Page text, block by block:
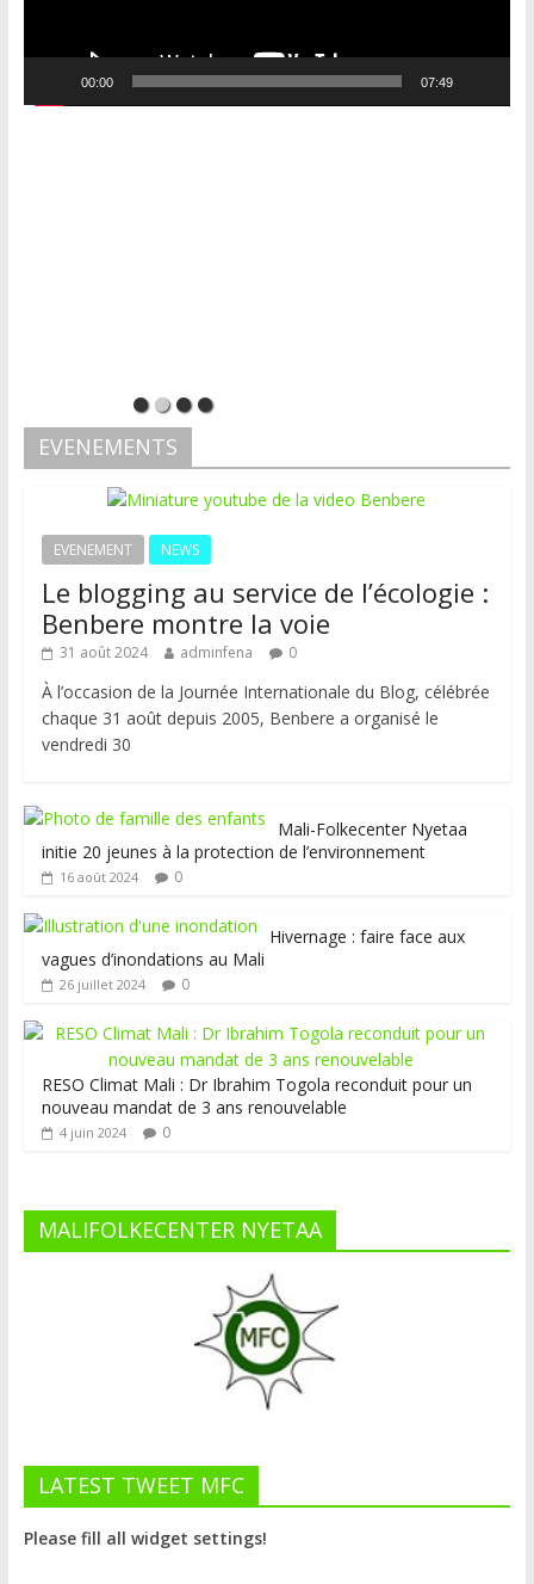
00:00 07:49
EVENEMENTS
EVENEMENT NEWS
Le blogging au service de l’écologie :
Benbere montre la voie
31 août 2024 adminfena 0
À l’occasion de la Journée Internationale du Blog, célébrée
chaque 31 août depuis 2005, Benbere a organisé le
vendredi 30
Mali-Folkecenter Nyetaa
initie 20 jeunes à la protection de l’environnement
16 août 2024 0
Hivernage : faire face aux
vagues d’inondations au Mali
26 juillet 2024 0
RESO Climat Mali : Dr Ibrahim Togola reconduit pour un
nouveau mandat de 3 ans renouvelable
4 juin 2024 0
MALIFOLKECENTER NYETAA
LATEST TWEET MFC
Please fill all widget settings!